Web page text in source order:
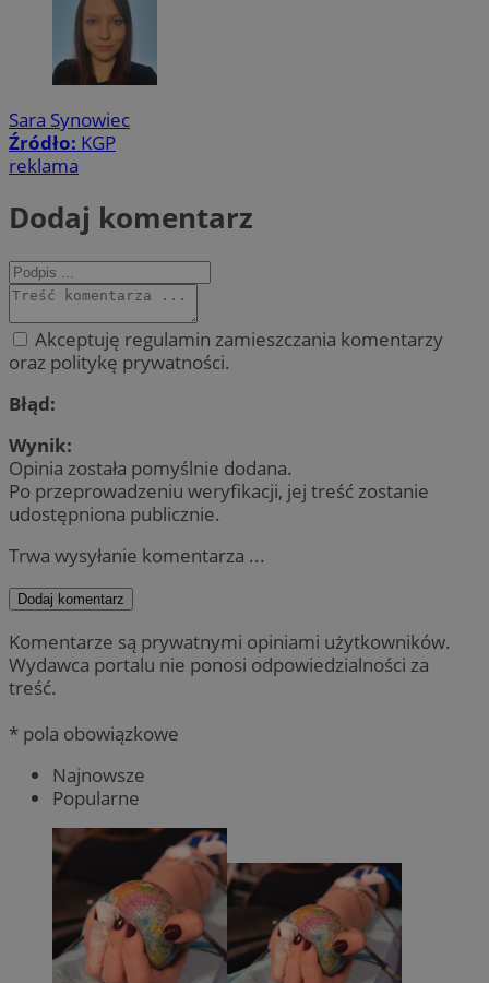
Sara Synowiec
Źródło: KGP
reklama
Dodaj komentarz
Akceptuję regulamin zamieszczania komentarzy
oraz politykę prywatności.
Błąd:
Wynik:
Opinia została pomyślnie dodana.
Po przeprowadzeniu weryfikacji, jej treść zostanie
udostępniona publicznie.
Trwa wysyłanie komentarza ...
Dodaj komentarz
Komentarze są prywatnymi opiniami użytkowników.
Wydawca portalu nie ponosi odpowiedzialności za
treść.
* pola obowiązkowe
Najnowsze
Popularne